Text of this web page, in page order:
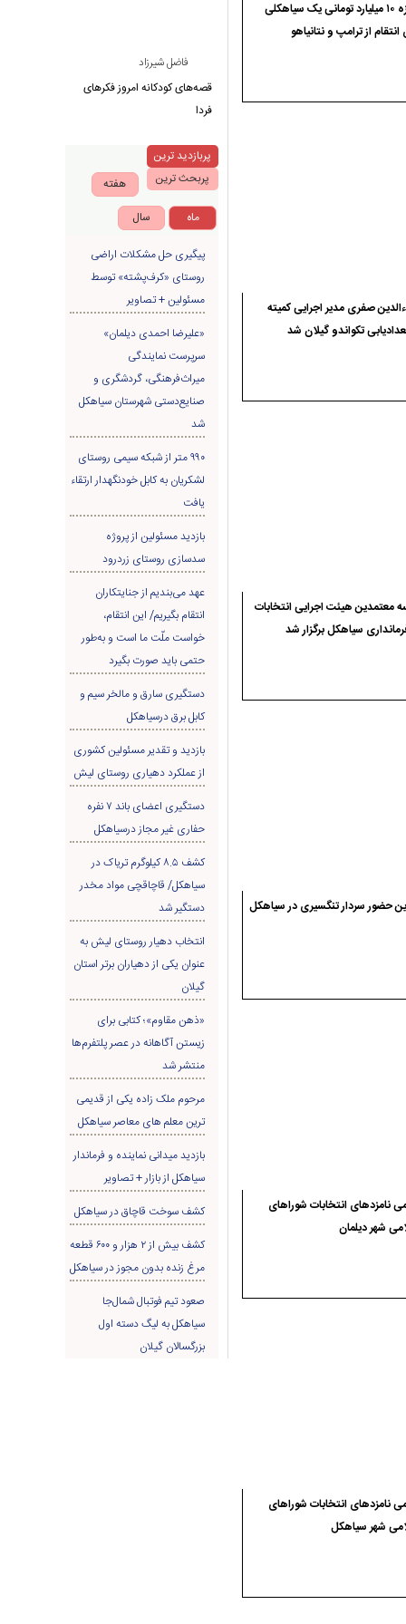
جایزه ۱۰ میلیارد تومانی یک سیاهکلی
انتقام از ترامپ و نتانیاهو
صفری مدیر اجرایی کمیته
تکواندو گیلان شد
معتمدین هیئت اجرایی انتخابات
سیاهکل برگزار شد
حضور سردار تنگسیری در سیاهکل
نامزدهای انتخابات شوراهای
شهر دیلمان
نامزدهای انتخابات شوراهای
شهر سیاهکل
فاضل شیرزاد
قصه‌های کودکانه امروز فکرهای
فردا
پربازدید ترین
پربحث ترین
هفته
ماه
سال
پیگیری حل مشکلات اراضی
روستای «کرف‌پشته» توسط
مسئولین + تصاویر
«علیرضا احمدی دیلمان»
سرپرست نمایندگی
میراث‌فرهنگی، گردشگری و
صنایع‌دستی شهرستان سیاهکل
شد
۹۹۰ متر از شبکه سیمی روستای
لشکریان به کابل خودنگهدار ارتقاء
یافت
بازدید مسئولین از پروژه
سدسازی روستای زردرود
عهد می‌بندیم از جنایتکاران
انتقام بگیریم/ این انتقام،
خواست ملّت ما است و به‌طور
حتمی باید صورت بگیرد
دستگیری سارق و مالخر سیم و
کابل برق درسیاهکل
بازدید و تقدیر مسئولین کشوری
از عملکرد دهیاری روستای لیش
دستگیری اعضای باند ۷ نفره
حفاری غير مجاز درسیاهکل
کشف ۸.۵ کیلوگرم تریاک در
سیاهکل/ قاچاقچی مواد مخدر
دستگیر شد
انتخاب دهیار روستای لیش به
عنوان یکی از دهیاران برتر استان
گیلان
«ذهن مقاوم»؛ کتابی برای
زیستن آگاهانه در عصر پلتفرم‌ها
منتشر شد
مرحوم ملک زاده یکی از قدیمی
ترین معلم های معاصر سیاهکل
بازدید میدانی نماینده و فرماندار
سیاهکل از بازار + تصاویر
کشف سوخت قاچاق در سياهکل
کشف بیش از ۲ هزار و ۶۰۰ قطعه
مرغ زنده بدون مجوز در سیاهکل
صعود تیم فوتبال شمال‌جا‌
سیاهکل به لیگ دسته اول
بزرگسالان گیلان